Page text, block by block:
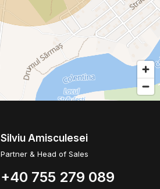
Silviu Amisculesei
Partner & Head of Sales
+40 755 279 089